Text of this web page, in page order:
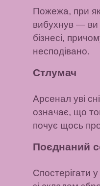
Пожежа, при
вибухнув — ви
бізнесі,
несподівано.
Стлумач
Арсенал уві
означає, що
почує щось про
Поєднаний
Спостерігати